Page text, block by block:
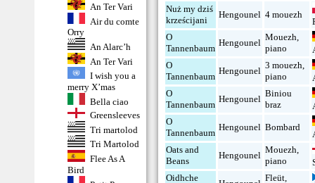
An Ter Vari
Air du comte
Orry
An Alarc’h
An Ter Vari
I wish you a
merry X’mas
Bella ciao
Greensleeves
Tri martolod
Tri Martolod
Flee As A
Bird
Nuż my dziś
krześcijani
Hengounel 4 mouezh
O
Tannenbaum
Hengounel
Mouezh,
piano
O
Tannenbaum
Hengounel
3 mouezh,
piano
O
Tannenbaum
Hengounel
Biniou
braz
O
Tannenbaum
Hengounel Bombard
Oats and
Beans
Hengounel
Mouezh,
piano
Oidhche
Fleüt,